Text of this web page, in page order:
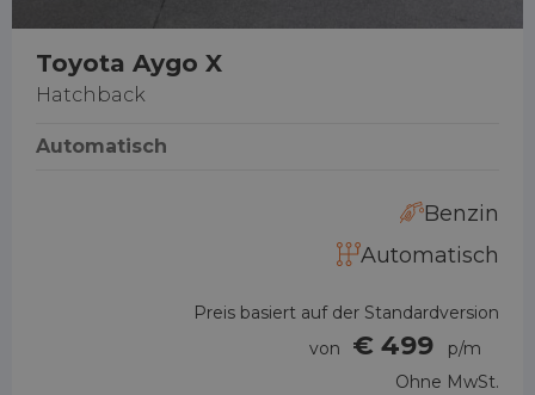
Toyota Aygo X
Hatchback
Automatisch
Benzin
Automatisch
Preis basiert auf der Standardversion
von
€ 499
p/m
Ohne MwSt.